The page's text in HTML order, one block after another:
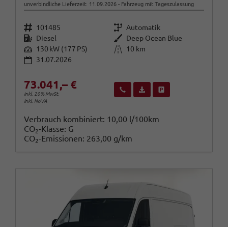
unverbindliche Lieferzeit: 11.09.2026 Fahrzeug mit Tageszulassung
Fahrzeugnr. 101485 Getriebe Automatik
Kraftstoff Diesel Außenfarbe
Deep Ocean Blue
Leistung 130 kW (177 PS) Kilometerstand
10 km
31.07.2026
73.041,– €
inkl. 20% MwSt.
inkl. NoVA
Wir rufen Sie anFahrzeugexposé (PDF)
Verbrauch kombiniert: 10,00 l/100km
CO2-Klasse: G
CO2-Emissionen: 263,00 g/km